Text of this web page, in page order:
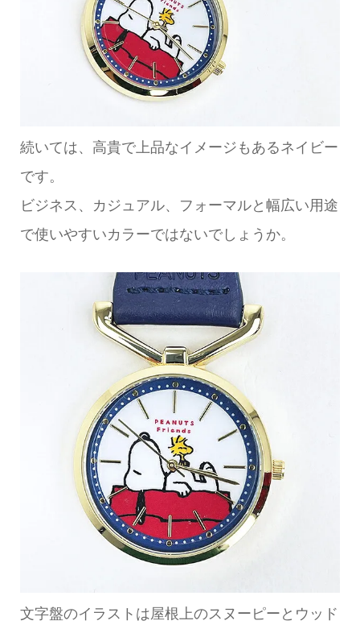
続いては、高貴で上品なイメージもあるネイビー
です。
ビジネス、カジュアル、フォーマルと幅広い用途
で使いやすいカラーではないでしょうか。
文字盤のイラストは屋根上のスヌーピーとウッド